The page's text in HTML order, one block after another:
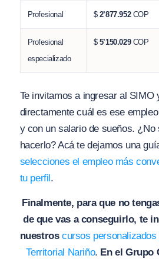
Profesional $ 2’877.952COP
Profesional
especializado
$ 5’150.029 COP
Te invitamos a ingresar al SIMO
directamente cuál es ese
y con un salario de sueños. ¿No
hacerlo? Acá te dejamos una
selecciones el empleo más
tu perfil.
Finalmente, para que no
de que vas a conseguirlo, te
nuestroscursos
Territorial Nariño. En el Grupo